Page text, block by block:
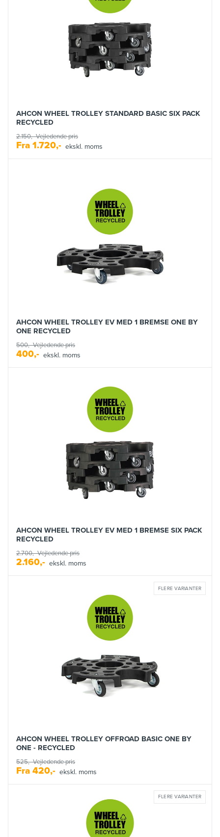
AHCON WHEEL TROLLEY STANDARD BASIC SIX PACK
RECYCLED
2.150,-Vejledende pris
Fra 1.720,- ekskl. moms
AHCON WHEEL TROLLEY EV MED 1 BREMSE ONE BY
ONE RECYCLED
500,-Vejledende pris
400,- ekskl. moms
AHCON WHEEL TROLLEY EV MED 1 BREMSE SIX PACK
RECYCLED
2.700,-Vejledende pris
2.160,- ekskl. moms
AHCON WHEEL TROLLEY OFFROAD BASIC ONE BY
ONE - RECYCLED
525,-Vejledende pris
Fra 420,- ekskl. moms
FLERE VARIANTER
FLERE VARIANTER